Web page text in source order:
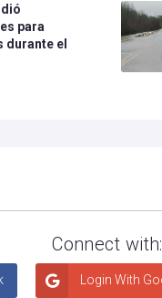
para
durante el
Connect with:
Login With